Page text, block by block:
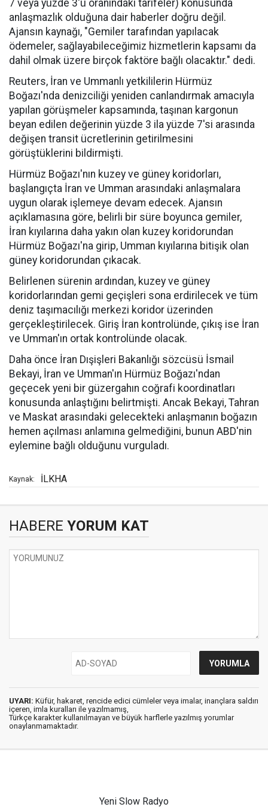
7 veya yüzde 3'ü oranındaki tarifeler) konusunda
anlaşmazlık olduğuna dair haberler doğru değil.
Ajansın kaynağı, "Gemiler tarafından yapılacak
ödemeler, sağlayabileceğimiz hizmetlerin kapsamı da
dahil olmak üzere birçok faktöre bağlı olacaktır." dedi.
Reuters, İran ve Ummanlı yetkililerin Hürmüz
Boğazı'nda denizciliği yeniden canlandırmak amacıyla
yapılan görüşmeler kapsamında, taşınan kargonun
beyan edilen değerinin yüzde 3 ila yüzde 7'si arasında
değişen transit ücretlerinin getirilmesini
görüştüklerini bildirmişti.
Hürmüz Boğazı'nın kuzey ve güney koridorları,
başlangıçta İran ve Umman arasındaki anlaşmalara
uygun olarak işlemeye devam edecek. Ajansın
açıklamasına göre, belirli bir süre boyunca gemiler,
İran kıyılarına daha yakın olan kuzey koridorundan
Hürmüz Boğazı'na girip, Umman kıyılarına bitişik olan
güney koridorundan çıkacak.
Belirlenen sürenin ardından, kuzey ve güney
koridorlarından gemi geçişleri sona erdirilecek ve tüm
deniz taşımacılığı merkezi koridor üzerinden
gerçekleştirilecek. Giriş İran kontrolünde, çıkış ise İran
ve Umman'ın ortak kontrolünde olacak.
Daha önce İran Dışişleri Bakanlığı sözcüsü İsmail
Bekayi, İran ve Umman'ın Hürmüz Boğazı'ndan
geçecek yeni bir güzergahın coğrafi koordinatları
konusunda anlaştığını belirtmişti. Ancak Bekayi, Tahran
ve Maskat arasındaki gelecekteki anlaşmanın boğazın
hemen açılması anlamına gelmediğini, bunun ABD'nin
eylemine bağlı olduğunu vurguladı.
Kaynak: İLKHA
HABERE YORUM KAT
UYARI: Küfür, hakaret, rencide edici cümleler veya imalar, inançlara saldırı
içeren, imla kuralları ile yazılmamış,
Türkçe karakter kullanılmayan ve büyük harflerle yazılmış yorumlar
onaylanmamaktadır.
Yeni Slow Radyo